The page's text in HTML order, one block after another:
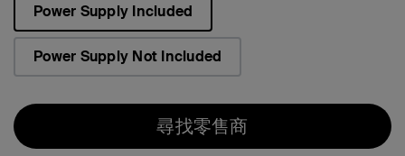
Power Supply Included
已選取
Power Supply Not Included
尋找零售商